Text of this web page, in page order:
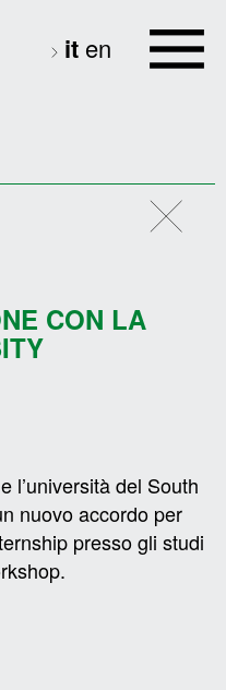
it en
CON LA
l’università del South
nuovo accordo per
presso gli studi